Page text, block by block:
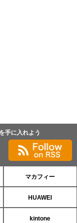
手に入れよう
マカフィー
HUAWEI
kintone